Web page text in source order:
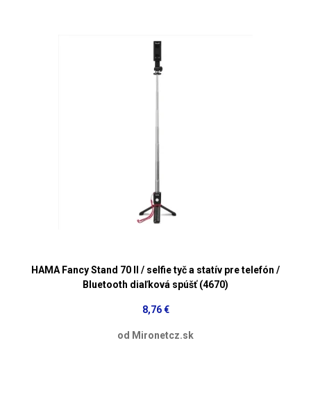
HAMA Fancy Stand 70 II / selfie tyč a statív pre telefón /
Bluetooth diaľková spúšť (4670)
8,76 €
od Mironetcz.sk